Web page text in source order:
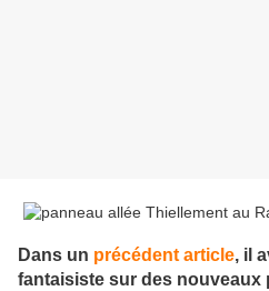
Dans un précédent article , il
fantaisiste sur des nouveaux